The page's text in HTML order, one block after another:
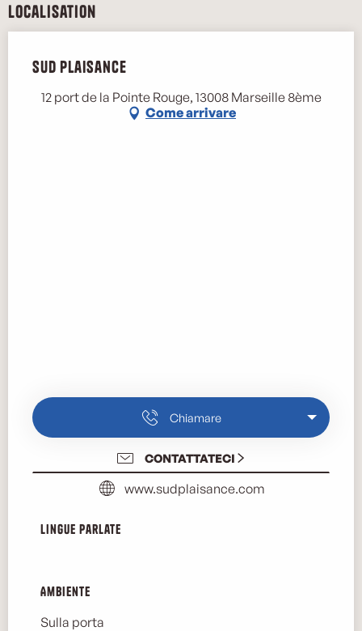
Localisation
Sud Plaisance
12 port de la Pointe Rouge, 13008 Marseille 8ème
Come arrivare
Chiamare
CONTATTATECI
www.sudplaisance.com
Lingue parlate
Lingue parlate
Ambiente
Ambiente
Sulla porta